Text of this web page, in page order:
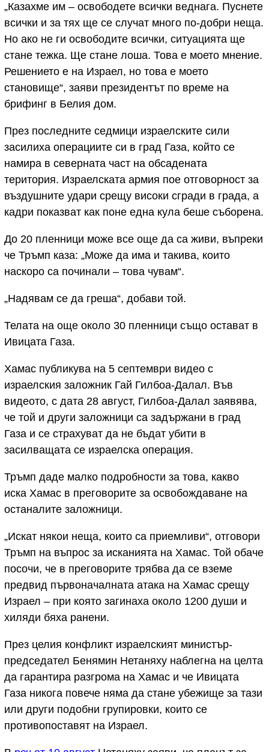
„Казахме им – освободете всички веднага. Пуснете
всички и за тях ще се случат много по-добри неща.
Но ако не ги освободите всички, ситуацията ще
стане тежка. Ще стане лоша. Това е моето мнение.
Решението е на Израел, но това е моето
становище“, заяви президентът по време на
брифинг в Белия дом.
През последните седмици израелските сили
засилиха операциите си в град Газа, който се
намира в северната част на обсадената
територия. Израелската армия пое отговорност за
въздушните удари срещу високи сгради в града, а
кадри показват как поне една кула беше съборена.
До 20 пленници може все още да са живи, въпреки
че Тръмп каза: „Може да има и такива, които
наскоро са починали – това чувам“.
„Надявам се да греша“, добави той.
Телата на още около 30 пленници също остават в
Ивицата Газа.
Хамас публикува на 5 септември видео с
израелския заложник Гай Гилбоа-Далал. Във
видеото, с дата 28 август, Гилбоа-Далал заявява,
че той и други заложници са задържани в град
Газа и се страхуват да не бъдат убити в
засилващата се израелска операция.
Тръмп даде малко подробности за това, какво
иска Хамас в преговорите за освобождаване на
останалите заложници.
„Искат някои неща, които са приемливи“, отговори
Тръмп на въпрос за исканията на Хамас. Той обаче
посочи, че в преговорите трябва да се вземе
предвид първоначалната атака на Хамас срещу
Израел – при която загинаха около 1200 души и
хиляди бяха ранени.
През целия конфликт израелският министър-
председател Бенямин Нетаняху наблегна на целта
да гарантира разгрома на Хамас и че Ивицата
Газа никога повече няма да стане убежище за тази
или други подобни групировки, които се
противопоставят на Израел.